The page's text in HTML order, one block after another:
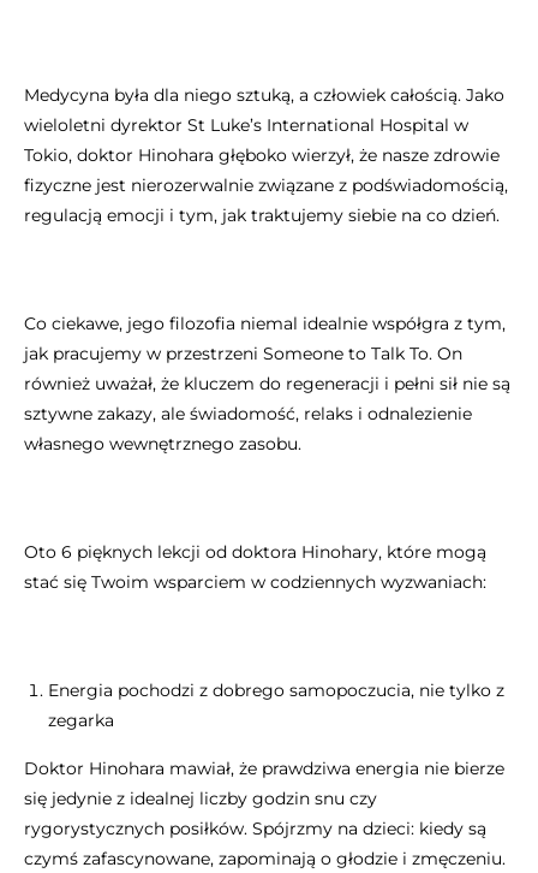
Medycyna była dla niego sztuką, a człowiek całością. Jako
wieloletni dyrektor St Luke’s International Hospital w
Tokio, doktor Hinohara głęboko wierzył, że nasze zdrowie
fizyczne jest nierozerwalnie związane z podświadomością,
regulacją emocji i tym, jak traktujemy siebie na co dzień.
Co ciekawe, jego filozofia niemal idealnie współgra z tym,
jak pracujemy w przestrzeni Someone to Talk To. On
również uważał, że kluczem do regeneracji i pełni sił nie są
sztywne zakazy, ale świadomość, relaks i odnalezienie
własnego wewnętrznego zasobu.
Oto 6 pięknych lekcji od doktora Hinohary, które mogą
stać się Twoim wsparciem w codziennych wyzwaniach:
Energia pochodzi z dobrego samopoczucia, nie tylko z
zegarka
Doktor Hinohara mawiał, że prawdziwa energia nie bierze
się jedynie z idealnej liczby godzin snu czy
rygorystycznych posiłków. Spójrzmy na dzieci: kiedy są
czymś zafascynowane, zapominają o głodzie i zmęczeniu.